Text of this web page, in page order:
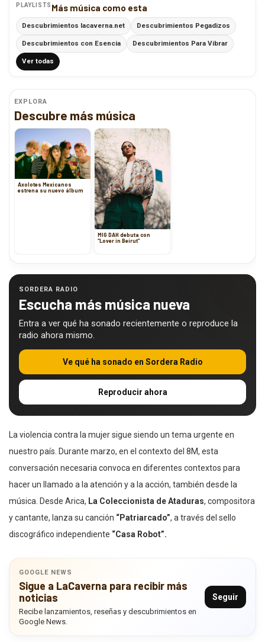
PLAYLISTS Más música como esta
Descubrimientos lacaverna.net Descubrimientos Pegadizos
Descubrimientos con Esencia Descubrimientos Para Vibrar
Ver todas
EXPLORA
Descubre más música
Axolotes Mexicanos
estrena su nuevo álbum
MIG DAH debuta con
“Lover in Beirut”
SORDERA RADIO
Escucha más música nueva
Entra a ver qué ha sonado recientemente o reproduce la
radio ahora mismo.
Ve qué ha sonado en Sordera Radio
Reproducir ahora
La violencia contra la mujer sigue siendo un tema urgente en
nuestro país. Durante marzo, en el contexto del 8M, esta
conversación necesaria convoca en diferentes contextos para
hacer un llamado a la atención y a la acción, también desde la
música. Desde Arica, La Coleccionista de Ataduras, compositora
y cantante, lanza su canción “Patriarcado”, a través del sello
discográfico independiente “Casa Robot”.
GOOGLE NEWS
Sigue a LaCaverna para recibir más
noticias
Recibe lanzamientos, reseñas y descubrimientos en
Google News.
Seguir